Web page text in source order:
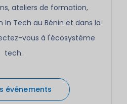
ateliers de formation,
Tech au Bénin et dans la
vous à l'écosystème
tech.
événements